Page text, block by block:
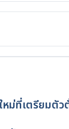
matter,
healthy-
April
and
โรทัย
องข้อมูลโดย
หม่ที่เตรียมตัว